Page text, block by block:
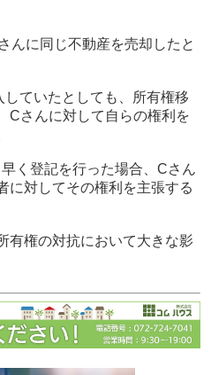
んに同じ不動産を売却したと
ていたとしても、所有権移
Cさんに対して自らの権利を
く登記を行った場合、Cさん
に対してその権利を主張する
有権の対抗において大きな影